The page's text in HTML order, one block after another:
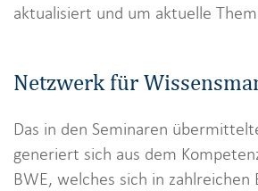
aktualisiert und um aktuelle
Netzwerk für
Das in den Seminaren
generiert sich aus dem
BWE, welches sich in zahlreichen